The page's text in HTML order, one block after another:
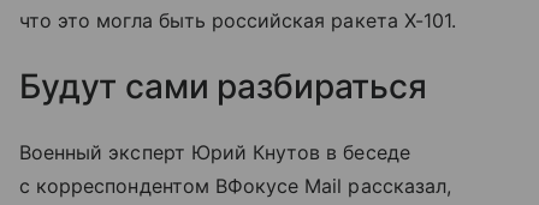
что это могла быть российская ракета Х-101.
Будут сами разбираться
Военный эксперт Юрий Кнутов в беседе
с корреспондентом ВФокусе Mail рассказал,